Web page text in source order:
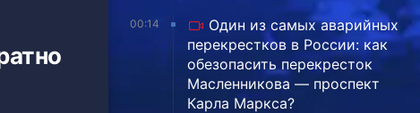
00:14
Один из самых аварийных
перекрестков в России: как
обезопасить перекресток
Масленникова — проспект
Карла Маркса?